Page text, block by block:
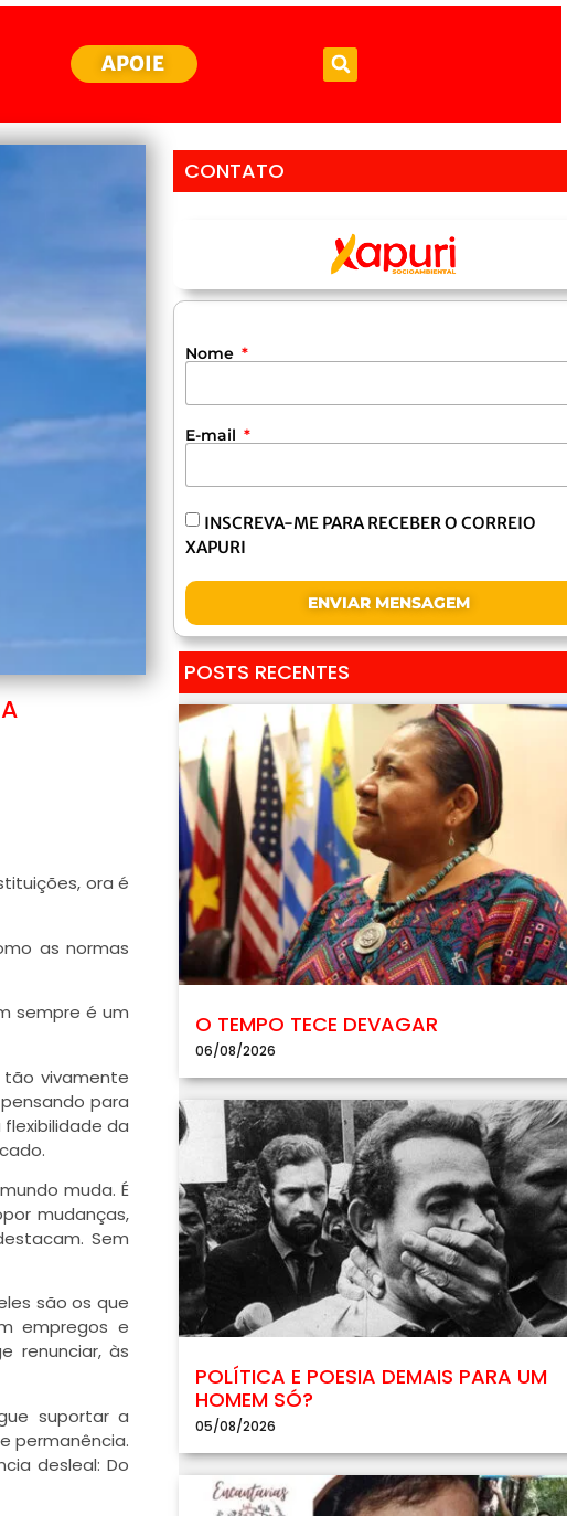
APOIE
ora é
as normas
sempre é um
vivamente
para
da
muda. É
mudanças,
Sem
são os que
empregos e
renunciar, às
suportar a
permanência.
desleal: Do
CONTATO
Nome
E-mail
INSCREVA-ME PARA RECEBER O CORREIO
XAPURI
ENVIAR MENSAGEM
POSTS RECENTES
O TEMPO TECE DEVAGAR
06/08/2026
POLÍTICA E POESIA DEMAIS PARA UM
HOMEM SÓ?
05/08/2026